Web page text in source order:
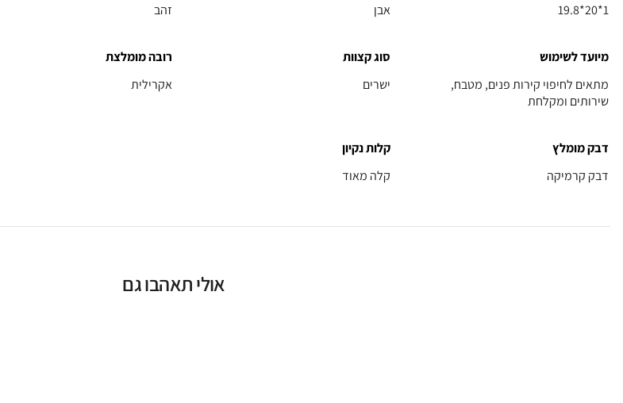
19.8*20*1
אבן
זהב
מיועד לשימוש
מתאים לחיפוי קירות פנים, מטבח,
שירותים ומקלחת
סוג קצוות
ישרים
רובה מומלצת
אקרילית
דבק מומלץ
דבק קרמיקה
קלות נקיון
קלה מאוד
אולי תאהבו גם